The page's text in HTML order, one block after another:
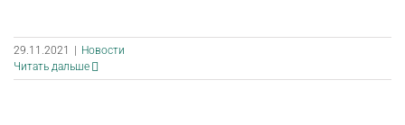
29.11.2021 | Новости
Читать дальше